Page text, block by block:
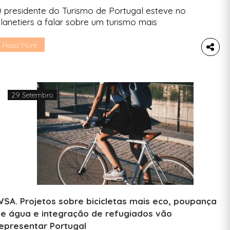
presidente do Turismo de Portugal esteve no
a falar sobre um turismo mais
não vê o futuro do turismo sem a palavra
[…]
Read More
29 Setembro
Projetos sobre bicicletas mais eco, poupança
água e integração de refugiados vão
Portugal